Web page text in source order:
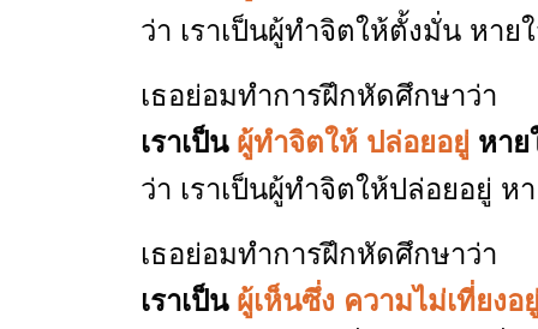
ว่า เราเป็นผู้ทำจิตให้ตั้งมั่น หาย
เธอย่อมทำการฝึกหัดศึกษาว่า
เราเป็นผู้ทำจิตให้ ปล่อยอยู่ หาย
ว่า เราเป็นผู้ทำจิตให้ปล่อยอยู่ ห
เธอย่อมทำการฝึกหัดศึกษาว่า
เราเป็น ผู้เห็นซึ่ง ความไม่เที่ยงอ